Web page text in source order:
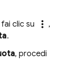
clic su
more_vert ,
.
, procedi